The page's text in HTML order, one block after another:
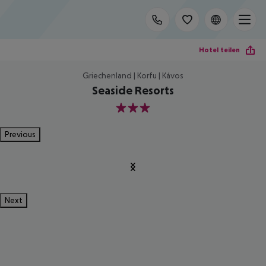
Hotel teilen
Griechenland | Korfu | Kávos
Seaside Resorts
3
Previous
Next